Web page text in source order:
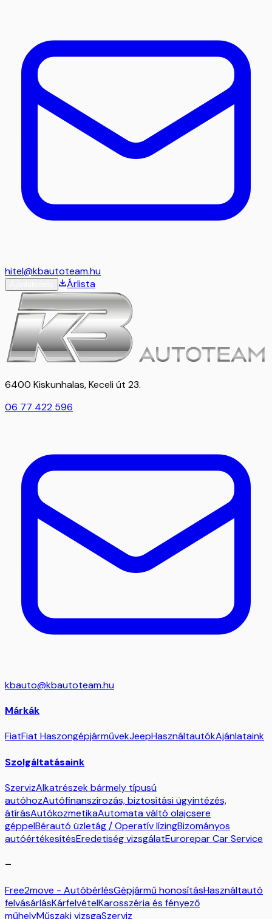
hitel@kbautoteam.hu
Árlista
6400 Kiskunhalas, Keceli út 23.
06 77 422 596
kbauto@kbautoteam.hu
Márkák
FiatFiat HaszongépjárművekJeepHasználtautókAjánlataink
Szolgáltatásaink
SzervizAlkatrészek bármely típusú
autóhozAutófinanszírozás, biztosítási ügyintézés,
átírásAutókozmetikaAutomata váltó olajcsere
géppelBérautó üzletág / Operatív lízingBizományos
autóértékesítésEredetiség vizsgálatEurorepar Car Service
–
Free2move - AutóbérlésGépjármű honosításHasználtautó
felvásárlásKárfelvételKarosszéria és fényező
műhelyMűszaki vizsgaSzerviz